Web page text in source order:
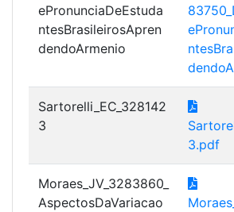
ePronunciaDeEstuda
ntesBrasileirosApren
dendoArmenio
Sartorelli_EC_328142
3
3.pdf
Moraes_JV_3283860_
AspectosDaVariacao